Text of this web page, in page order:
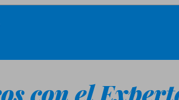
con el